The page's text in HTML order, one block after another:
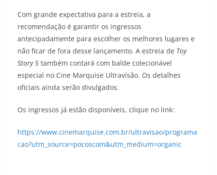
Com grande expectativa para a estreia, a
recomendação é garantir os ingressos
antecipadamente para escolher os melhores lugares e
não ficar de fora desse lançamento. A estreia de Toy
Story 5 também contará com balde colecionável
especial no Cine Marquise Ultravisão. Os detalhes
oficiais ainda serão divulgados.
Os ingressos já estão disponíveis, clique no link:
https://www.cinemarquise.com.br/ultravisao/programa
cao?utm_source=pocoscom&utm_medium=organic